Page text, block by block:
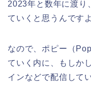
2023年と数年に渡り
ていくと思うんです
なので、ポピー（
ていく内に、もしか
インなどで配信して